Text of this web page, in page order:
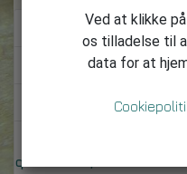
What kinds of
What should I
What should I
questions/answers?
Ved at klikke
os tilladelse til
data for at